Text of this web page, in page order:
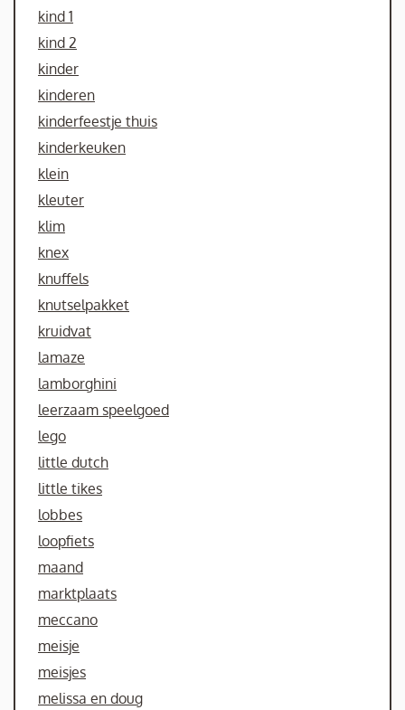
kind 1
kind 2
kinder
kinderen
kinderfeestje thuis
kinderkeuken
klein
kleuter
klim
knex
knuffels
knutselpakket
kruidvat
lamaze
lamborghini
leerzaam speelgoed
lego
little dutch
little tikes
lobbes
loopfiets
maand
marktplaats
meccano
meisje
meisjes
melissa en doug